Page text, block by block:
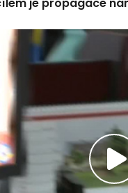
je propagace